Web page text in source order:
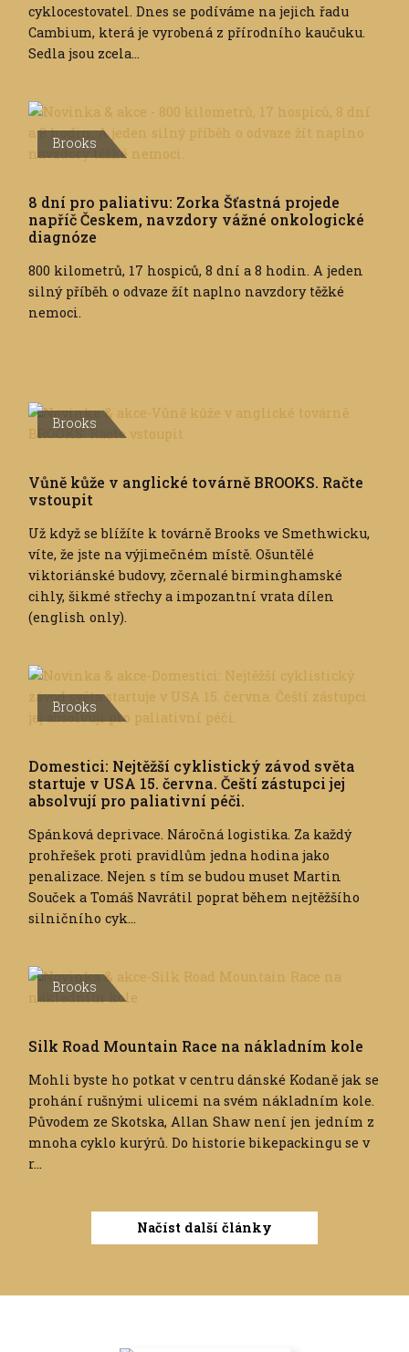
cyklocestovatel. Dnes se podíváme na jejich řadu
Cambium, která je vyrobená z přírodního kaučuku.
Sedla jsou zcela...
Brooks
8 dní pro paliativu: Zorka Šťastná projede
napříč Českem, navzdory vážné onkologické
diagnóze
800 kilometrů, 17 hospiců, 8 dní a 8 hodin. A jeden
silný příběh o odvaze žít naplno navzdory těžké
nemoci.
Brooks
Vůně kůže v anglické továrně BROOKS. Račte
vstoupit
Už když se blížíte k továrně Brooks ve Smethwicku,
víte, že jste na výjimečném místě. Ošuntělé
viktoriánské budovy, zčernalé birminghamské
cihly, šikmé střechy a impozantní vrata dílen
(english only).
Brooks
Domestici: Nejtěžší cyklistický závod světa
startuje v USA 15. června. Čeští zástupci jej
absolvují pro paliativní péči.
Spánková deprivace. Náročná logistika. Za každý
prohřešek proti pravidlům jedna hodina jako
penalizace. Nejen s tím se budou muset Martin
Souček a Tomáš Navrátil poprat během nejtěžšího
silničního cyk...
Brooks
Silk Road Mountain Race na nákladním kole
Mohli byste ho potkat v centru dánské Kodaně jak se
prohání rušnými ulicemi na svém nákladním kole.
Původem ze Skotska, Allan Shaw není jen jedním z
mnoha cyklo kurýrů. Do historie bikepackingu se v
r...
Načíst další články